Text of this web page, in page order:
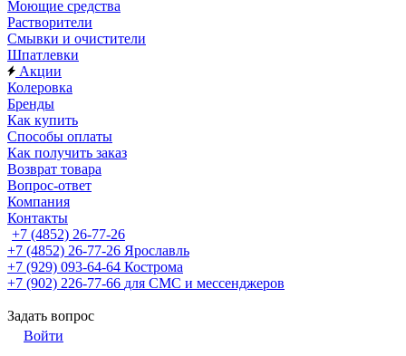
Моющие средства
Растворители
Смывки и очистители
Шпатлевки
Акции
Колеровка
Бренды
Как купить
Способы оплаты
Как получить заказ
Возврат товара
Вопрос-ответ
Компания
Контакты
+7 (4852) 26-77-26
+7 (4852) 26-77-26 Ярославль
+7 (929) 093-64-64 Кострома
+7 (902) 226-77-66 для СМС и мессенджеров
Задать вопрос
Войти